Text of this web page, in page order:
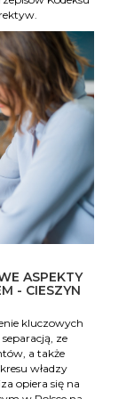
ASPEKTY
- CIESZYN
kluczowych
ze
a także
władzy
opiera się na